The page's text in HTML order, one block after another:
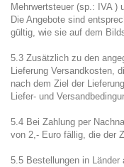
Mehrwertsteuer (sp.: IVA )
Die Angebote sind
gültig, wie sie auf dem
5.3 Zusätzlich zu den
Lieferung Versandkosten,
nach dem Ziel der
Liefer- und
5.4 Bei Zahlung per
von 2,- Euro fällig, die der
5.5 Bestellungen in Länder